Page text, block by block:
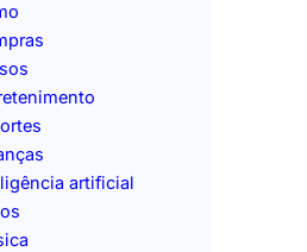
artificial